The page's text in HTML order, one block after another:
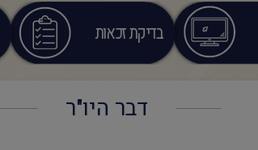
בדיקת זכאות
דבר היו"ר